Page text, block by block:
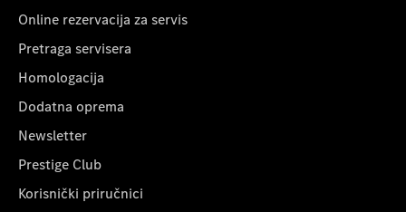
Online rezervacija za servis
Pretraga servisera
Homologacija
Dodatna oprema
Newsletter
Prestige Club
Korisnički priručnici